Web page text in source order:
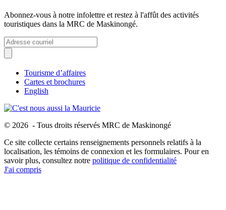
Abonnez-vous à notre infolettre et restez à l'affût des activités
touristiques dans la MRC de Maskinongé.
Tourisme d’affaires
Cartes et brochures
English
© 2026 - Tous droits réservés MRC de Maskinongé
Ce site collecte certains renseignements personnels relatifs à la
localisation, les témoins de connexion et les formulaires. Pour en
savoir plus, consultez notre politique de confidentialité
J'ai compris